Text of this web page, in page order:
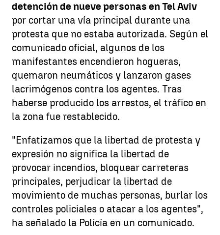
detención de nueve personas en Tel Aviv
por cortar una vía principal durante una
protesta que no estaba autorizada. Según el
comunicado oficial, algunos de los
manifestantes encendieron hogueras,
quemaron neumáticos y lanzaron gases
lacrimógenos contra los agentes. Tras
haberse producido los arrestos, el tráfico en
la zona fue restablecido.
"Enfatizamos que la libertad de protesta y
expresión no significa la libertad de
provocar incendios, bloquear carreteras
principales, perjudicar la libertad de
movimiento de muchas personas, burlar los
controles policiales o atacar a los agentes",
ha señalado la Policía en un comunicado.